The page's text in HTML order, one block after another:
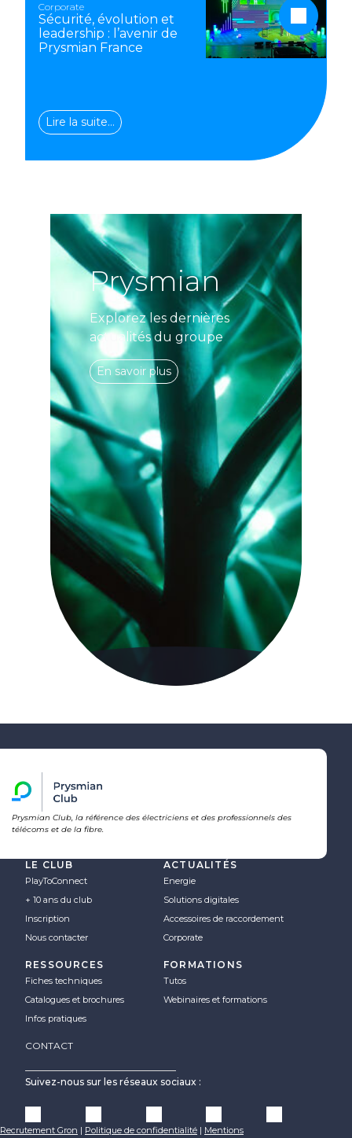
Corporate
Sécurité, évolution et
leadership : l’avenir de
Prysmian France
Lire la suite…
Prysmian
Explorez les dernières
actualités du groupe
En savoir plus
Prysmian Club, la référence des électriciens et des professionnels des
télécoms et de la fibre.
LE CLUB
PlayToConnect
+ 10 ans du club
Inscription
Nous contacter
ACTUALITÉS
Energie
Solutions digitales
Accessoires de raccordement
Corporate
RESSOURCES
Fiches techniques
Catalogues et brochures
Infos pratiques
FORMATIONS
Tutos
Webinaires et formations
CONTACT
Suivez-nous sur les réseaux sociaux :
Recrutement Gron | Politique de confidentialité | Mentions